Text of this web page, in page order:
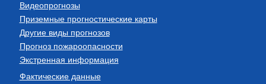
Видеопрогнозы
Приземные прогностические карты
Другие виды прогнозов
Прогноз пожароопасности
Экстренная информация
Фактические данные